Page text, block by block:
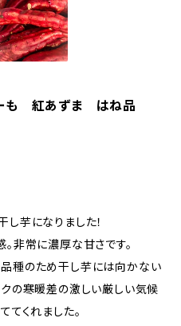
も 紅あずま はね品
芋になりました！
非常に濃厚な甘さです。
種のため干し芋には向かない
の寒暖差の激しい厳しい気候
てくれました。